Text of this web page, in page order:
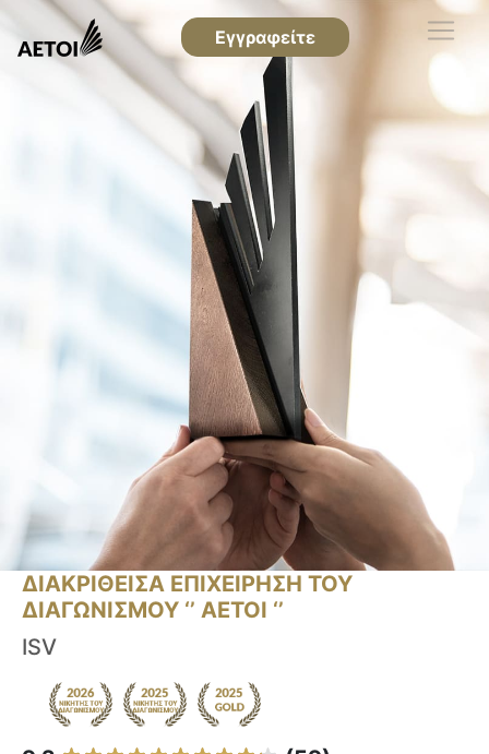
Εγγραφείτε
ΔΙΑΚΡΙΘΕΙΣΑ ΕΠΙΧΕΙΡΗΣΗ ΤΟΥ
ΔΙΑΓΩΝΙΣΜΟΥ ‘’ ΑΕΤΟΙ ‘’
ISV